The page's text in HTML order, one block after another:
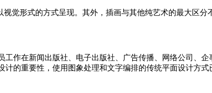
觉形式的方式呈现。其外，插画与其他纯艺术的最大区
作在新闻出版社、电子出版社、广告传播、网络公司、
的重要性，使用图象处理和文字编排的传统平面设计方式